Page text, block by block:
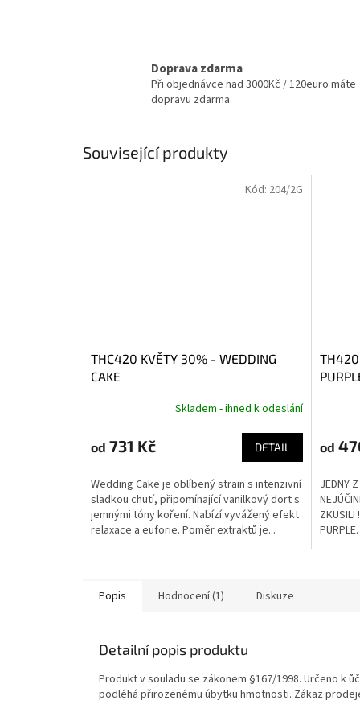
Doprava zdarma
Při objednávce nad 3000Kč / 120euro máte
dopravu zdarma.
Související produkty
THC420 KVĚTY 30% - WEDDING
CAKE
Skladem - ihned k odeslání
od 731 Kč DETAIL
Wedding Cake je oblíbený strain s intenzivní
sladkou chutí, připomínající vanilkový dort s
jemnými tóny koření. Nabízí vyvážený efekt
relaxace a euforie. Poměr extraktů je...
Kód: 204/2G
TH420
od
JEDNY
ZKUSILI
Popis Hodnocení (1) Diskuze
Detailní popis produktu
Produkt v souladu se zákonem §167/1998. Určeno k
podléhá přirozenému úbytku hmotnosti. Zákaz